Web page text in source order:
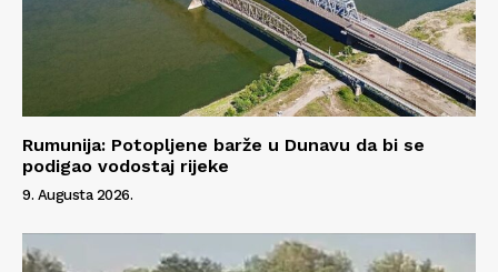
Info
O nama
Kontakt
Impressum
Rumunija: Potopljene barže u Dunavu da bi se
podigao vodostaj rijeke
9. Augusta 2026.